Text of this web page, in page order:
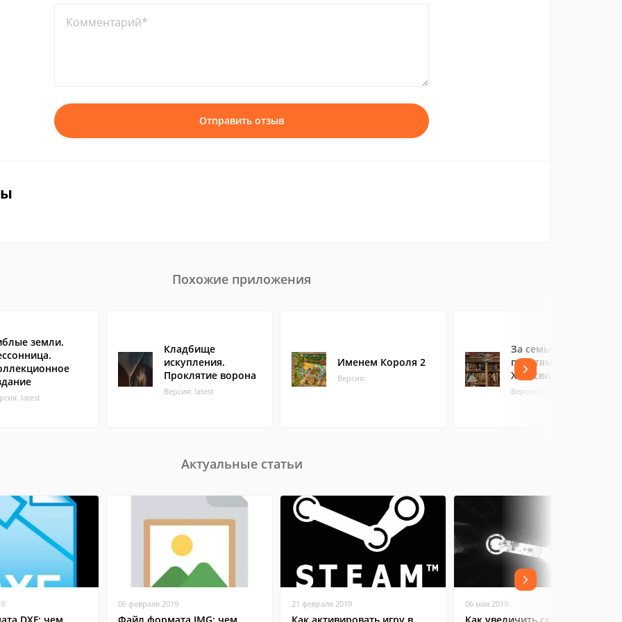
Комментарий*
Отправить отзыв
Похожие приложения
земли.
latest
Кладбище
искупления.
Проклятие ворона
Версия: latest
Именем Короля 2
Версия:
За семью
печатями.
Хантсвилл
Версия: latest
Актуальные статьи
06 февраля 2019 21 февраля 2019 06 мая 2019